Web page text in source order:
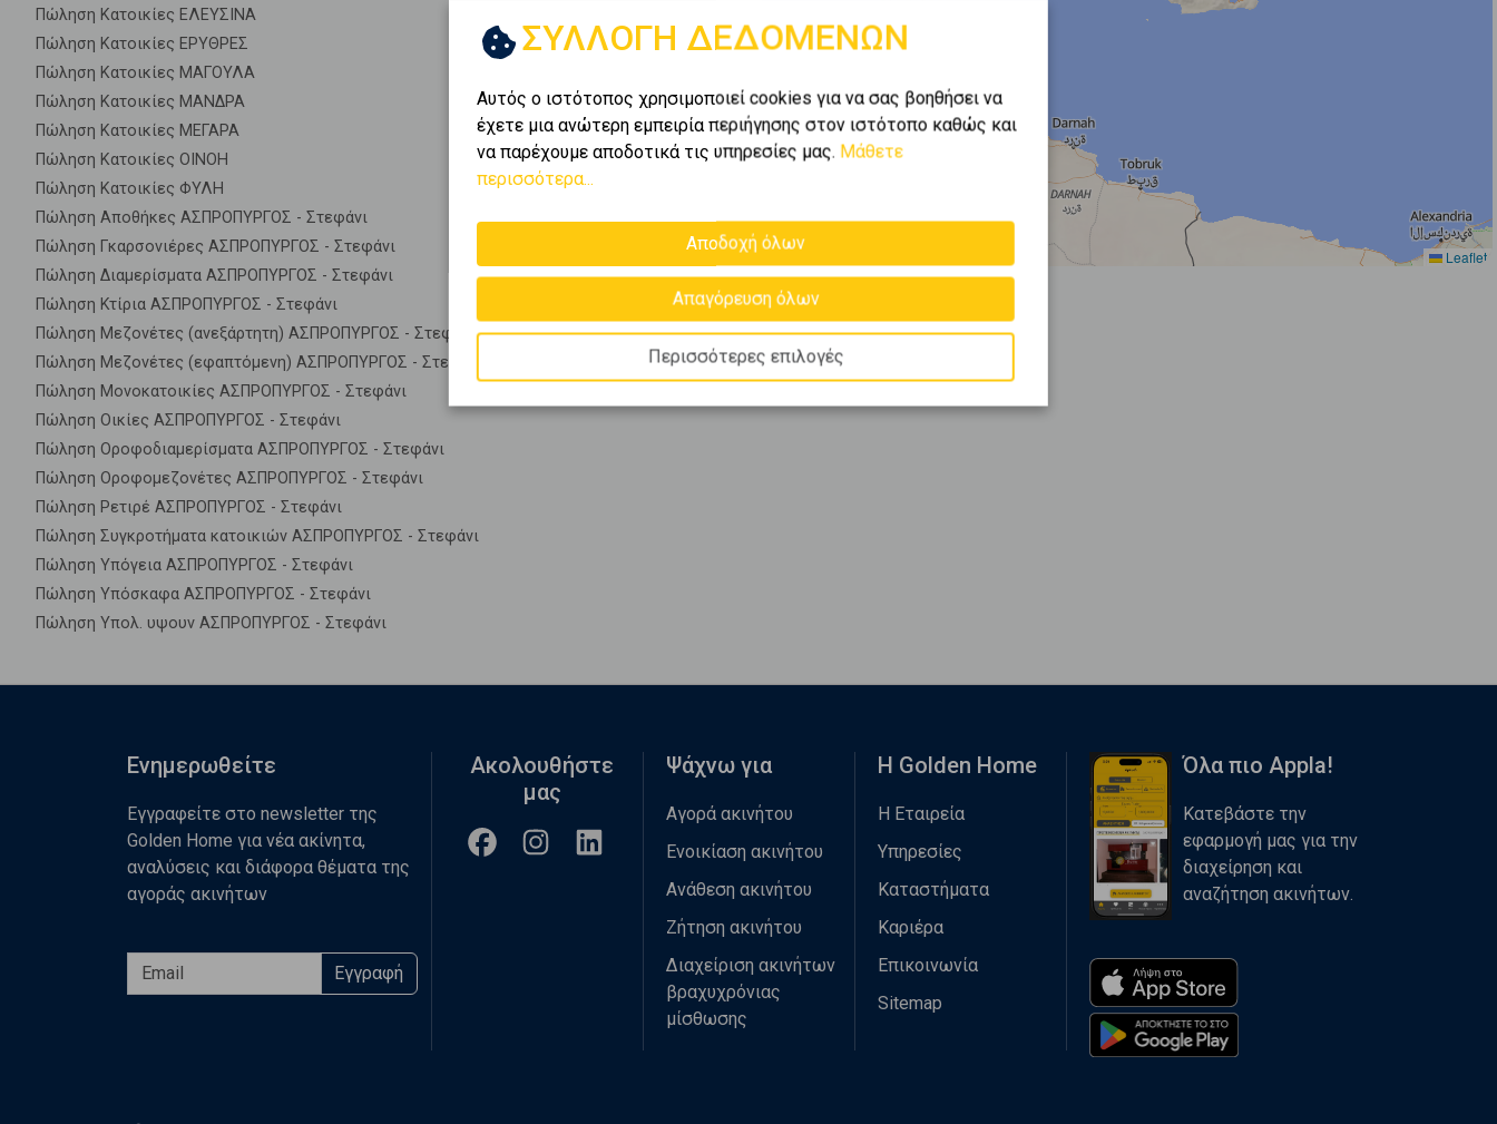
Πώληση Κατοικίες ΕΛΕΥΣΙΝΑ
Πώληση Κατοικίες ΕΡΥΘΡΕΣ
Πώληση Κατοικίες ΜΑΓΟΥΛΑ
Πώληση Κατοικίες ΜΑΝΔΡΑ
Πώληση Κατοικίες ΜΕΓΑΡΑ
Πώληση Κατοικίες ΟΙΝΟΗ
Πώληση Κατοικίες ΦΥΛΗ
Πώληση Αποθήκες ΑΣΠΡΟΠΥΡΓΟΣ - Στεφάνι
Πώληση Γκαρσονιέρες ΑΣΠΡΟΠΥΡΓΟΣ - Στεφάνι
Πώληση Διαμερίσματα ΑΣΠΡΟΠΥΡΓΟΣ - Στεφάνι
Πώληση Κτίρια ΑΣΠΡΟΠΥΡΓΟΣ - Στεφάνι
Πώληση Μεζονέτες (ανεξάρτητη) ΑΣΠΡΟΠΥΡΓΟΣ - Στεφάνι
Πώληση Μεζονέτες (εφαπτόμενη) ΑΣΠΡΟΠΥΡΓΟΣ - Στεφάνι
Πώληση Μονοκατοικίες ΑΣΠΡΟΠΥΡΓΟΣ - Στεφάνι
Πώληση Οικίες ΑΣΠΡΟΠΥΡΓΟΣ - Στεφάνι
Πώληση Οροφοδιαμερίσματα ΑΣΠΡΟΠΥΡΓΟΣ - Στεφάνι
Πώληση Οροφομεζονέτες ΑΣΠΡΟΠΥΡΓΟΣ - Στεφάνι
Πώληση Ρετιρέ ΑΣΠΡΟΠΥΡΓΟΣ - Στεφάνι
Πώληση Συγκροτήματα κατοικιών ΑΣΠΡΟΠΥΡΓΟΣ - Στεφάνι
Πώληση Υπόγεια ΑΣΠΡΟΠΥΡΓΟΣ - Στεφάνι
Πώληση Υπόσκαφα ΑΣΠΡΟΠΥΡΓΟΣ - Στεφάνι
Πώληση Υπολ. υψουν ΑΣΠΡΟΠΥΡΓΟΣ - Στεφάνι
Leaflet
ΣΥΛΛΟΓΗ ΔΕΔΟΜΕΝΩΝ
Αυτός ο ιστότοπος χρησιμοποιεί cookies για να σας βοηθήσει να
έχετε μια ανώτερη εμπειρία περιήγησης στον ιστότοπο καθώς και
να παρέχουμε αποδοτικά τις υπηρεσίες μας. Μάθετε
περισσότερα...
Αποδοχή όλων
Απαγόρευση όλων
Περισσότερες επιλογές
Ενημερωθείτε
Εγγραφείτε στο newsletter της
Golden Home για νέα ακίνητα,
αναλύσεις και διάφορα θέματα της
αγοράς ακινήτων
Εγγραφή
Ακολουθήστε
μας
Ψάχνω για
Αγορά ακινήτου
Ενοικίαση ακινήτου
Ανάθεση ακινήτου
Ζήτηση ακινήτου
Διαχείριση ακινήτων
βραχυχρόνιας
μίσθωσης
Η Golden Home
Η Εταιρεία
Υπηρεσίες
Καταστήματα
Καριέρα
Επικοινωνία
Sitemap
Όλα πιο Appla!
Κατεβάστε την
εφαρμογή μας για την
διαχείρηση και
αναζήτηση ακινήτων.